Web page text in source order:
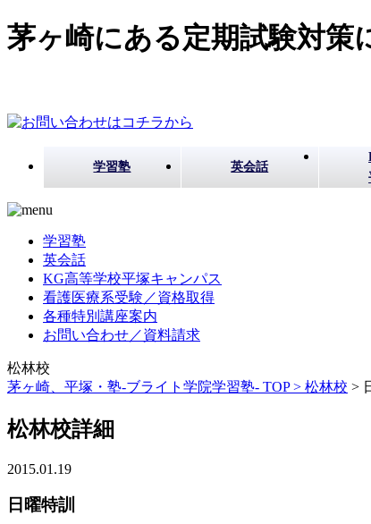
茅ヶ崎にある定期試験対策
学習塾 英会話
学習塾
英会話
KG高等学校平塚キャンパス
看護医療系受験／資格取得
各種特別講座案内
お問い合わせ／資料請求
松林校
茅ヶ崎、平塚・塾-ブライト学院学習塾- TOP > 松林校 >
松林校詳細
2015.01.19
日曜特訓